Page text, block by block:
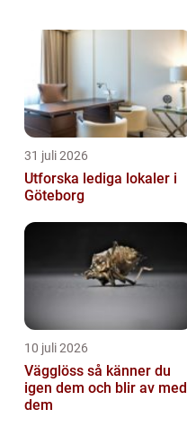
31 juli 2026
Utforska lediga lokaler i
Göteborg
10 juli 2026
Vägglöss så känner du
igen dem och blir av med
dem